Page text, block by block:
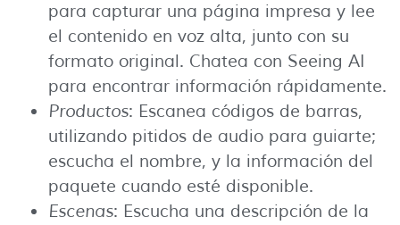
para capturar una página impresa y lee
el contenido en voz alta, junto con su
formato original. Chatea con Seeing AI
para encontrar información rápidamente.
Productos: Escanea códigos de barras,
utilizando pitidos de audio para guiarte;
escucha el nombre, y la información del
paquete cuando esté disponible.
Escenas: Escucha una descripción de la